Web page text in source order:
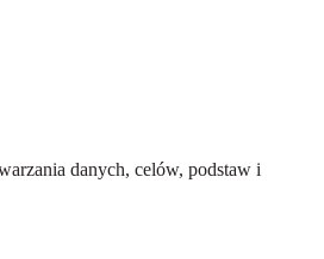
danych, celów, podstaw i